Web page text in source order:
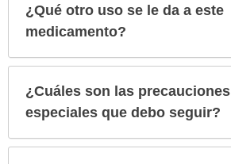
¿Qué otro uso se le da a este
medicamento?
¿Cuáles son las precauciones
especiales que debo seguir?